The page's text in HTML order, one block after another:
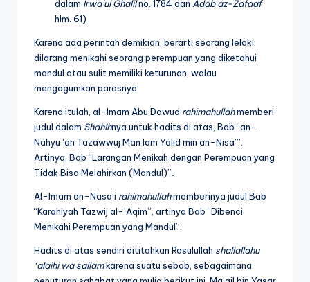
dalam Irwa’ul Ghalilno. 1784 dan Adab az-Zafaaf
hlm. 61)
Karena ada perintah demikian, berarti seorang lelaki
dilarang menikahi seorang perempuan yang diketahui
mandul atau sulit memiliki keturunan, walau
mengagumkan parasnya.
Karena itulah, al-Imam Abu Dawud rahimahullahmemberi
judul dalam Shahihnya untuk hadits di atas, Bab “an-
Nahyu ‘an Tazawwuj Man lam Yalid min an-Nisa’”.
Artinya, Bab “Larangan Menikah dengan Perempuan yang
Tidak Bisa Melahirkan (Mandul)”.
Al-Imam an-Nasa’i rahimahullahmemberinya judul Bab
“Karahiyah Tazwij al-’Aqim”, artinya Bab “Dibenci
Menikahi Perempuan yang Mandul”.
Hadits di atas sendiri dititahkan Rasulullah shallallahu
‘alaihi wa sallamkarena suatu sebab, sebagaimana